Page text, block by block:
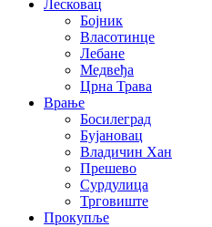
Лесковац
Бојник
Власотинце
Лебане
Медвеђа
Црна Трава
Врање
Босилеград
Бујановац
Владичин Хан
Прешево
Сурдулица
Трговиште
Прокупље